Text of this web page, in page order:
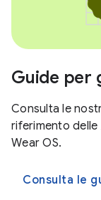
Guide per
Consulta le
riferimento
Wear OS.
Consulta le